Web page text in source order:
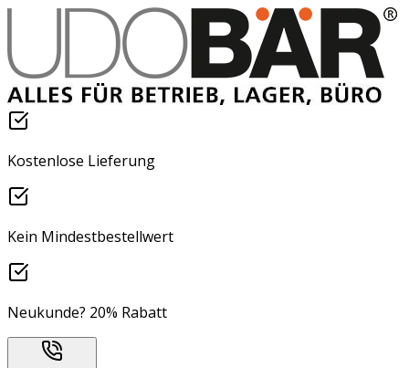
Kostenlose Lieferung
Kein Mindestbestellwert
Neukunde? 20% Rabatt